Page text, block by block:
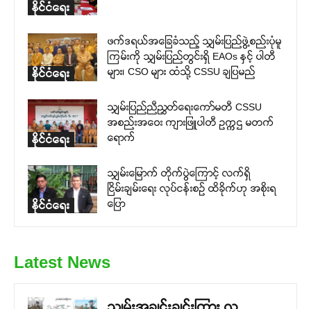
နိုင်ငံရေး
နိုင်ငံရေး
ဖက်ဒရယ်အခြေခံသည့် သျှမ်းပြည်ဖွဲ့စည်းပုံမူ
ကြမ်းကို သျှမ်းပြည်တွင်းရှိ EAOs နှင့် ပါတီ
များ၊ CSO များ ထံသို့ CSSU ချပြမည်
နိုင်ငံရေး
သျှမ်းပြည်ညီညွှတ်ရေးကော်မတီ CSSU
အစည်းအဝေး ကျားဖြူပါတီ ဥက္ကဌ မတက်
ရောက်
နိုင်ငံရေး
သျှမ်းမြောက် တိုက်ပွဲကြောင့် လက်ရှိ
ငြိမ်းချမ်းရေး လုပ်ငန်းစဉ် ထိခိုက်ဟု အစိုးရ
ပြော
Latest News